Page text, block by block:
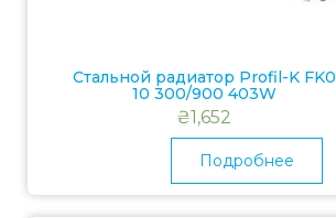
Стальной радиатор Profil-K FK0
10 300/900 403W
₴1,652
Подробнее